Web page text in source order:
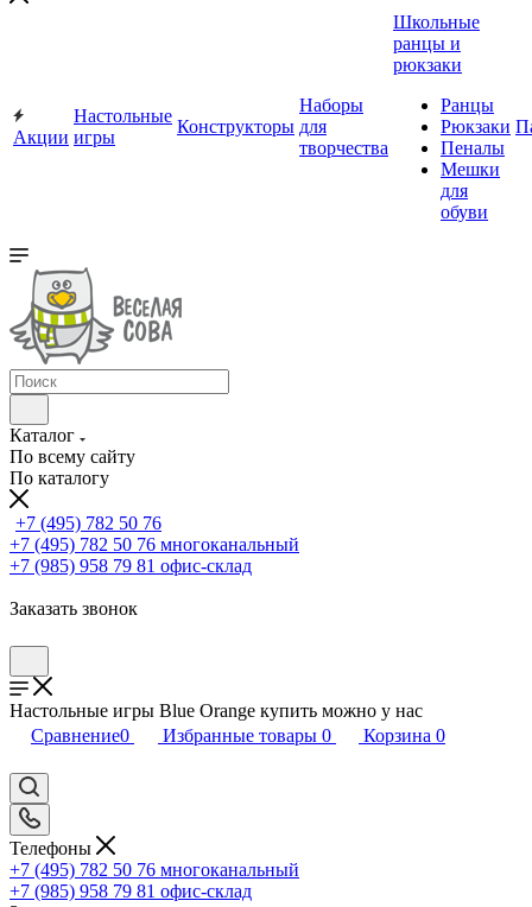
Акции
Настольные
игры
Конструкторы
Наборы
для
творчества
Школьные
ранцы и
рюкзаки
Ранцы
Рюкзаки
Пеналы
Мешки
для
обуви
Каталог
По всему сайту
По каталогу
+7 (495) 782 50 76
+7 (495) 782 50 76 многоканальный
+7 (985) 958 79 81 офис-склад
Заказать звонок
Настольные игры Blue Orange купить можно у нас
Сравнение0 Избранные товары 0 Корзина 0
Телефоны
+7 (495) 782 50 76 многоканальный
+7 (985) 958 79 81 офис-склад